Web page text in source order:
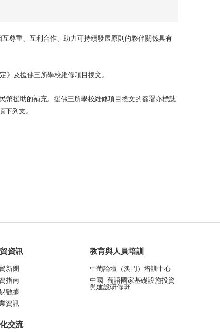
尊重、互利合作、助力可持續發展原則的夥伴關係具有
及援佛三所學校維修項目換文。
幣援助的補充。援佛三所學校維修項目換文的簽署亦標誌
列支。
資訊
新聞
指南
數據
資訊
交流
教育與人員培訓
中葡論壇（澳門）培訓中心
中國–葡語國家基礎設施投資
與建設研修班